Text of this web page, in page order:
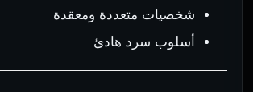
شخصيات متعددة ومعقدة
أسلوب سرد هادئ